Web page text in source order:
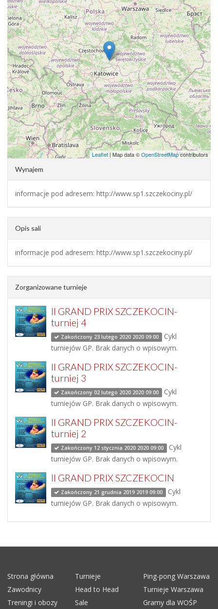
Leaflet | Map data ©OpenStreetMapcontributors
Wynajem
informacje pod adresem: http://www.sp1.szczekociny.pl/
Opis sali
informacje pod adresem: http://www.sp1.szczekociny.pl/
Zorganizowane turnieje
II GRAND PRIX SZCZEKOCIN-
turniej 4
Zakończony 23 lutego 2020 2020 09:00 Cykl
turniejów GP. Brak danych o wpisowym.
II GRAND PRIX SZCZEKOCIN-
turniej 3
Zakończony 02 lutego 2020 2020 09:00 Cykl
turniejów GP. Brak danych o wpisowym.
II GRAND PRIX SZCZEKOCIN-
turniej 2
Zakończony 12 stycznia 2020 2020 09:00 Cykl
turniejów GP. Brak danych o wpisowym.
II GRAND PRIX SZCZEKOCIN
Zakończony 21 grudnia 2019 2019 09:00 Cykl
turniejów GP. Brak danych o wpisowym.
Strona główna Turnieje
Ping-pong Warszawa
Zawodnicy
Head to Head
Turnieje Warszawa
Treningi i obozy
Sale Gramy dla WOŚP